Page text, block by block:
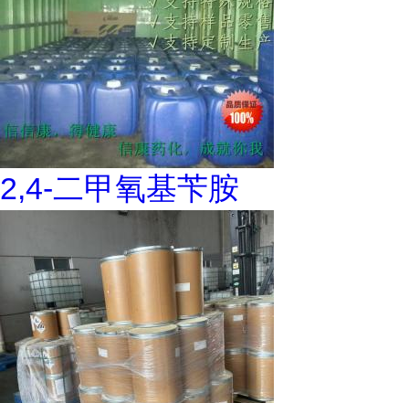
2,4-二甲氧基苄胺